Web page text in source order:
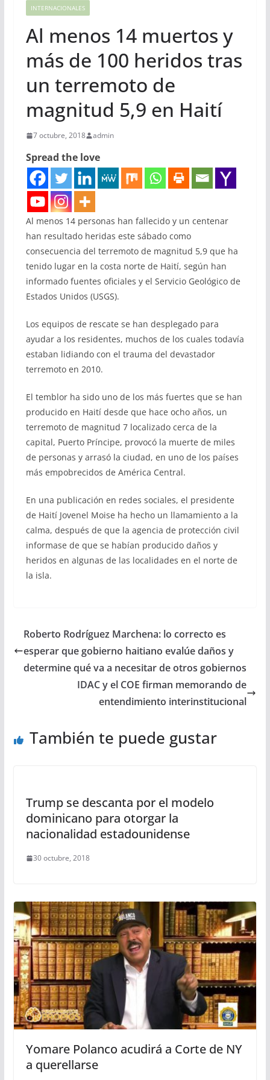
INTERNACIONALES
Al menos 14 muertos y
más de 100 heridos tras
un terremoto de
magnitud 5,9 en Haití
7 octubre, 2018 admin
Spread the love
Al menos 14 personas han fallecido y un centenar
han resultado heridas este sábado como
consecuencia del terremoto de magnitud 5,9 que ha
tenido lugar en la costa norte de Haití, según han
informado fuentes oficiales y el Servicio Geológico de
Estados Unidos (USGS).
Los equipos de rescate se han desplegado para
ayudar a los residentes, muchos de los cuales todavía
estaban lidiando con el trauma del devastador
terremoto en 2010.
El temblor ha sido uno de los más fuertes que se han
producido en Haití desde que hace ocho años, un
terremoto de magnitud 7 localizado cerca de la
capital, Puerto Príncipe, provocó la muerte de miles
de personas y arrasó la ciudad, en uno de los países
más empobrecidos de América Central.
En una publicación en redes sociales, el presidente
de Haití Jovenel Moise ha hecho un llamamiento a la
calma, después de que la agencia de protección civil
informase de que se habían producido daños y
heridos en algunas de las localidades en el norte de
la isla.
Roberto Rodríguez Marchena: lo correcto es
esperar que gobierno haitiano evalúe daños y
determine qué va a necesitar de otros gobiernos
IDAC y el COE firman memorando de
entendimiento interinstitucional
También te puede gustar
Trump se descanta por el modelo
dominicano para otorgar la
nacionalidad estadounidense
30 octubre, 2018
Yomare Polanco acudirá a Corte de NY
a querellarse